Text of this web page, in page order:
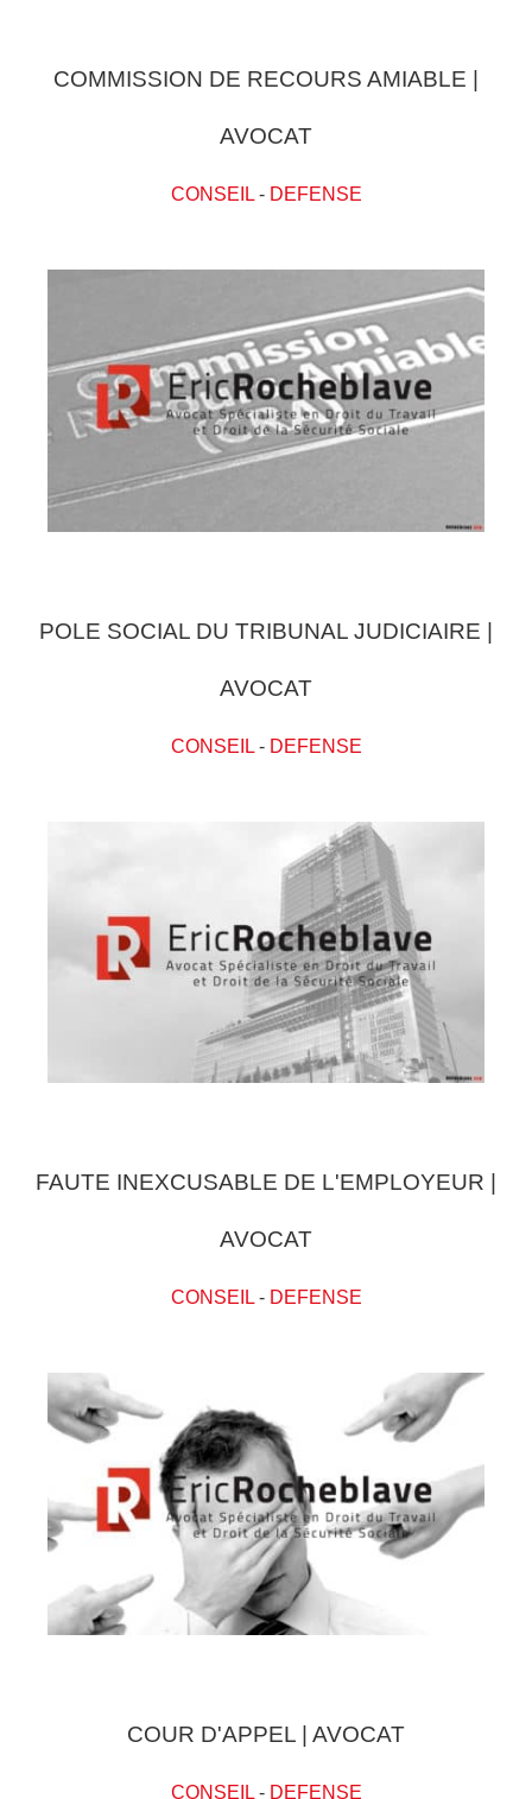
COMMISSION DE RECOURS AMIABLE |
AVOCAT
CONSEIL- DEFENSE
POLE SOCIAL DU TRIBUNAL JUDICIAIRE |
AVOCAT
CONSEIL- DEFENSE
FAUTE INEXCUSABLE DE L'EMPLOYEUR |
AVOCAT
CONSEIL- DEFENSE
COUR D'APPEL | AVOCAT
CONSEIL- DEFENSE